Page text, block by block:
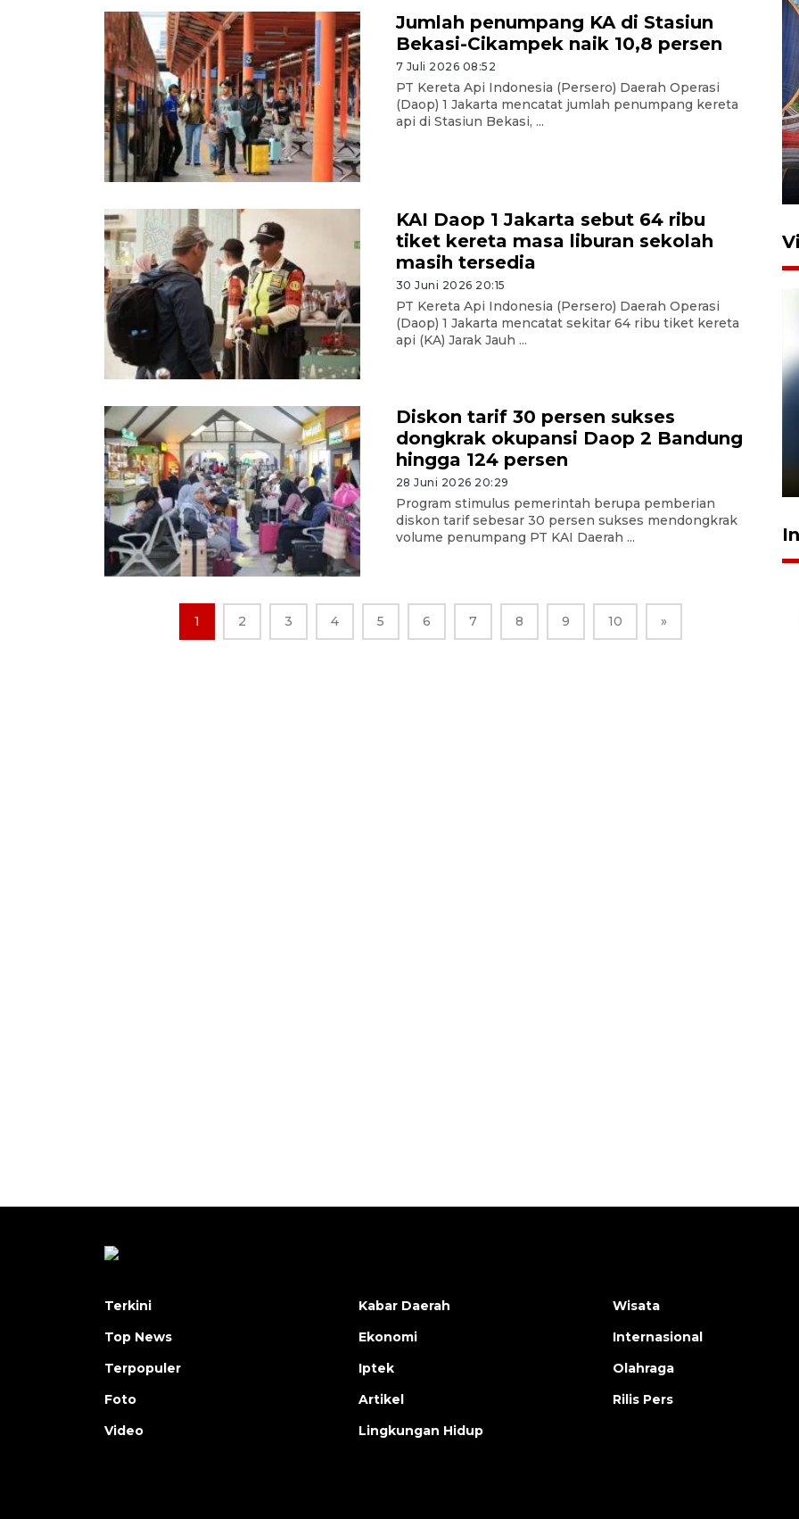
Jumlah penumpang KA di Stasiun
Bekasi-Cikampek naik 10,8 persen
7 Juli 2026 08:52
PT Kereta Api Indonesia (Persero) Daerah Operasi
(Daop) 1 Jakarta mencatat jumlah penumpang kereta
api di Stasiun Bekasi, ...
KAI Daop 1 Jakarta sebut 64 ribu
tiket kereta masa liburan sekolah
masih tersedia
30 Juni 2026 20:15
PT Kereta Api Indonesia (Persero) Daerah Operasi
(Daop) 1 Jakarta mencatat sekitar 64 ribu tiket kereta
api (KA) Jarak Jauh ...
Diskon tarif 30 persen sukses
dongkrak okupansi Daop 2 Bandung
hingga 124 persen
28 Juni 2026 20:29
Program stimulus pemerintah berupa pemberian
diskon tarif sebesar 30 persen sukses mendongkrak
volume penumpang PT KAI Daerah ...
1 2 3 4 5 6 7 8 9 10 »
Komisi V DPR tinjau
Pelanggan Filaha Farm setia
sampai 8 tahan?
1 Juni 2026 05:47
Terkini
Top News
Terpopuler
Foto
Video
Kabar Daerah
Ekonomi
Iptek
Artikel
Lingkungan Hidup
Wisata
Internasional
Olahraga
Rilis Pers